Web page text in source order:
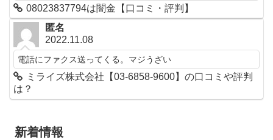
08023837794は闇金【口コミ・評判】
匿名
2022.11.08
電話にファクス送ってくる。マジうざい
ミライズ株式会社【03-6858-9600】の口コミや評判
は？
新着情報